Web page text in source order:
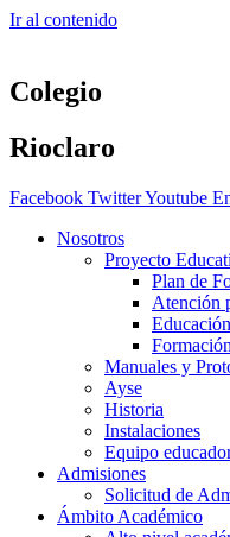
Ir al contenido
Colegio
Rioclaro
Facebook TwitterYoutube
Nosotros
Proyecto
Plan de
Atención
Manuales y
Ayse
Historia
Instalaciones
Equipo
Admisiones
Solicitud de
Ámbito Académico